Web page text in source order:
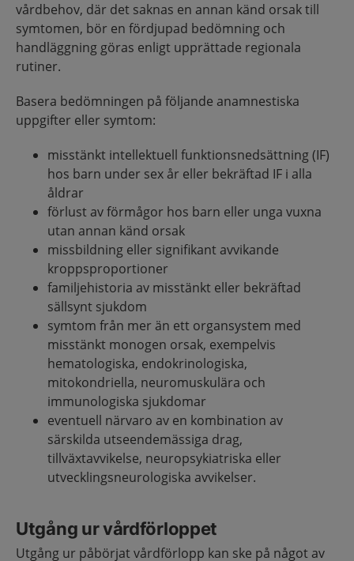
vårdbehov, där det saknas en annan känd orsak till
symtomen, bör en fördjupad bedömning och
handläggning göras enligt upprättade regionala
rutiner.
Basera bedömningen på följande anamnestiska
uppgifter eller symtom:
misstänkt intellektuell funktionsnedsättning (IF)
hos barn under sex år eller bekräftad IF i alla
åldrar
förlust av förmågor hos barn eller unga vuxna
utan annan känd orsak
missbildning eller signifikant avvikande
kroppsproportioner
familjehistoria av misstänkt eller bekräftad
sällsynt sjukdom
symtom från mer än ett organsystem med
misstänkt monogen orsak, exempelvis
hematologiska, endokrinologiska,
mitokondriella, neuromuskulära och
immunologiska sjukdomar
eventuell närvaro av en kombination av
särskilda utseendemässiga drag,
tillväxtavvikelse, neuropsykiatriska eller
utvecklingsneurologiska avvikelser.
Utgång ur vårdförloppet
Utgång ur påbörjat vårdförlopp kan ske på något av